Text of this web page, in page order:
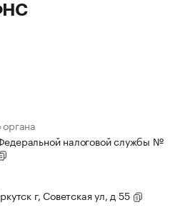
налоговой службы №
г, Советская ул, д 55